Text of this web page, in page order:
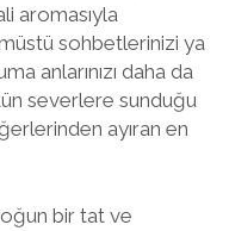
aromasıyla
sohbetlerinizi ya
anlarınızı daha da
severlere sunduğu
ayıran en
bir tat ve